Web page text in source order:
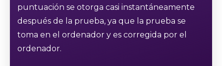
puntuación se otorga casi instantáneamente
después de la prueba, ya que la prueba se
toma en el ordenador y es corregida por el
ordenador.